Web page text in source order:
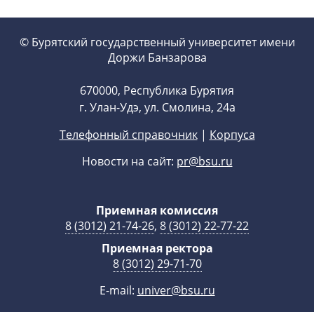
© Бурятский государственный университет имени
Доржи Банзарова
670000, Республика Бурятия
г. Улан-Удэ, ул. Смолина, 24а
Телефонный справочник| Корпуса
Новости на сайт: pr@bsu.ru
Приемная комиссия
8 (3012) 21-74-26, 8 (3012) 22-77-22
Приемная ректора
8 (3012) 29-71-70
E-mail: univer@bsu.ru